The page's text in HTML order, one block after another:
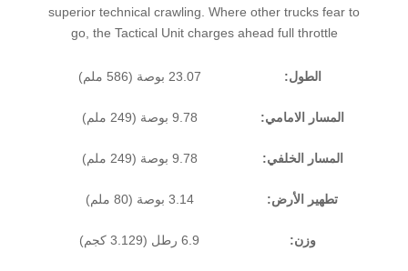
superior technical crawling. Where other trucks fear to
go, the Tactical Unit charges ahead full throttle
الطول: 23.07 بوصة (586 ملم)
المسار الامامي: 9.78 بوصة (249 ملم)
المسار الخلفي: 9.78 بوصة (249 ملم)
تطهير الأرض: 3.14 بوصة (80 ملم)
وزن: 6.9 رطل (3.129 كجم)